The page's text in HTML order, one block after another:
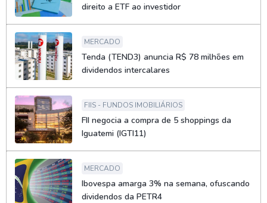
direito a ETF ao investidor
MERCADO
Tenda (TEND3) anuncia R$ 78 milhões em
dividendos intercalares
FIIS - FUNDOS IMOBILIÁRIOS
FII negocia a compra de 5 shoppings da
Iguatemi (IGTI11)
MERCADO
Ibovespa amarga 3% na semana, ofuscando
dividendos da PETR4